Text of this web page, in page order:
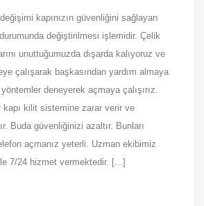
kapınızın güvenliğini sağlayan
değiştirilmesi işlemidir. Çelik
unuttuğumuzda dışarda kalıyoruz ve
çalışarak başkasından yardım almaya
deneyerek açmaya çalışırız.
kilit sistemine zarar verir ve
Buda güvenliğinizi azaltır. Bunları
açmanız yeterli. Uzman ekibimiz
7/24 hizmet vermektedir. [...]